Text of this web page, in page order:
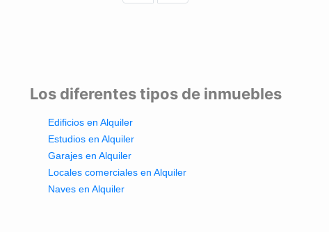
Los diferentes tipos de inmuebles
Edificios en Alquiler
Estudios en Alquiler
Garajes en Alquiler
Locales comerciales en Alquiler
Naves en Alquiler